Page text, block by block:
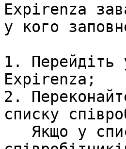
Expirenza
у кого
1. Перейдіть
Expirenza;
2.
списку